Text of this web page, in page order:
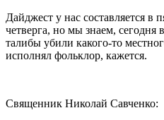
Дайджест у нас составляется в
четверга, но мы знаем, сегодня
талибы убили какого-то
исполнял фольклор, кажется.
Священник Николай Савченко: